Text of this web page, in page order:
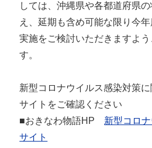
しては、沖縄県や各都道府県
え、延期も含め可能な限り今
実施をご検討いただきますよ
す。
新型コロナウイルス感染対策
サイトをご確認ください
■おきなわ物語HP 新型コロ
サイト